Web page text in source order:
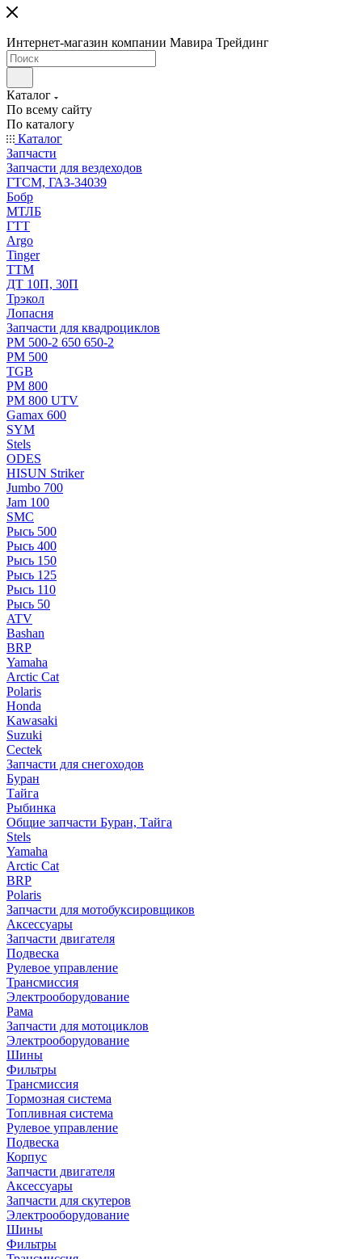
Интернет-магазин компании Мавира Трейдинг
Каталог
По всему сайту
По каталогу
Каталог
Запчасти
Запчасти для вездеходов
ГТСМ, ГАЗ-34039
Бобр
МТЛБ
ГТТ
Argo
Tinger
ТТМ
ДТ 10П, 30П
Трэкол
Лопасня
Запчасти для квадроциклов
РМ 500-2 650 650-2
РМ 500
TGB
РМ 800
РМ 800 UTV
Gamax 600
SYM
Stels
ОDЕS
HISUN Striker
Jumbo 700
Jam 100
SMC
Рысь 500
Рысь 400
Рысь 150
Рысь 125
Рысь 110
Рысь 50
ATV
Bashan
BRP
Yamaha
Arctic Cat
Polaris
Honda
Kawasaki
Suzuki
Cectek
Запчасти для снегоходов
Буран
Тайга
Рыбинка
Общие запчасти Буран, Тайга
Stels
Yamaha
Arctic Cat
BRP
Polaris
Запчасти для мотобуксировщиков
Аксессуары
Запчасти двигателя
Подвеска
Рулевое управление
Трансмиссия
Электрооборудование
Рама
Запчасти для мотоциклов
Электрооборудование
Шины
Фильтры
Трансмиссия
Тормозная система
Топливная система
Рулевое управление
Подвеска
Корпус
Запчасти двигателя
Аксессуары
Запчасти для скутеров
Электрооборудование
Шины
Фильтры